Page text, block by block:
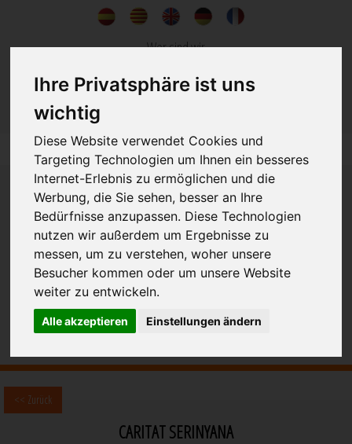
Ihre Privatsphäre ist uns
wichtig
Diese Website verwendet Cookies und
Targeting Technologien um Ihnen ein besseres
Internet-Erlebnis zu ermöglichen und die
Werbung, die Sie sehen, besser an Ihre
Bedürfnisse anzupassen. Diese Technologien
nutzen wir außerdem um Ergebnisse zu
messen, um zu verstehen, woher unsere
Besucher kommen oder um unsere Website
weiter zu entwickeln.
Alle akzeptieren Einstellungen ändern
Wer sind wir
Nachrichten
IMMOBILIEN KONSTRUKTION
DIENSTLEISTUNG IN DER KONSTRUKTION UND INMOBILIEN
Since 1973
<< Zurück
CARITAT SERINYANA